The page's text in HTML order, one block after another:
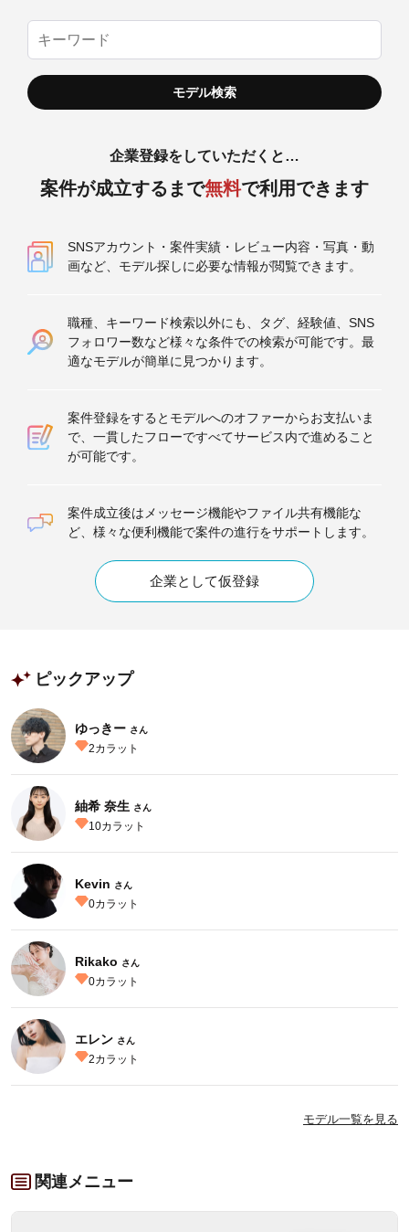
企業登録をしていただくと…
案件が成立するまで無料で利用できます
SNSアカウント・案件実績・レビュー内容・写真・動
画など、モデル探しに必要な情報が閲覧できます。
職種、キーワード検索以外にも、タグ、経験値、SNS
フォロワー数など様々な条件での検索が可能です。最
適なモデルが簡単に見つかります。
案件登録をするとモデルへのオファーからお支払いま
で、一貫したフローですべてサービス内で進めること
が可能です。
案件成立後はメッセージ機能やファイル共有機能な
ど、様々な便利機能で案件の進行をサポートします。
企業として仮登録
ピックアップ
ゆっきー さん
2カラット
紬希 奈生 さん
10カラット
Kevin さん
0カラット
Rikako さん
0カラット
エレン さん
2カラット
モデル一覧を見る
関連メニュー